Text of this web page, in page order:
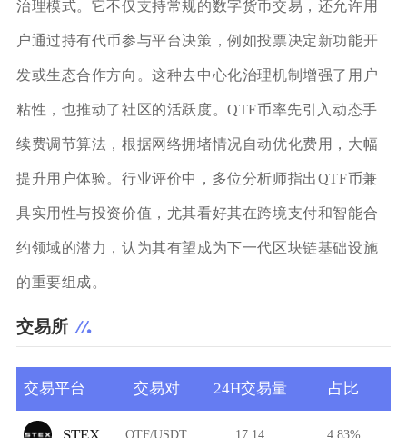
治理模式。它不仅支持常规的数字货币交易，还允许用
户通过持有代币参与平台决策，例如投票决定新功能开
发或生态合作方向。这种去中心化治理机制增强了用户
粘性，也推动了社区的活跃度。QTF币率先引入动态手
续费调节算法，根据网络拥堵情况自动优化费用，大幅
提升用户体验。行业评价中，多位分析师指出QTF币兼
具实用性与投资价值，尤其看好其在跨境支付和智能合
约领域的潜力，认为其有望成为下一代区块链基础设施
的重要组成。
交易所
交易平台 交易对 24H交易量 占比
QTF/USDT 17.14 4.83%